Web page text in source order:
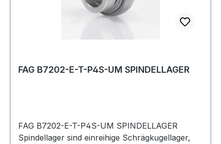
FAG B7202-E-T-P4S-UM SPINDELLAGER
FAG B7202-E-T-P4S-UM SPINDELLAGER
Spindellager sind einreihige Schrägkugellager,